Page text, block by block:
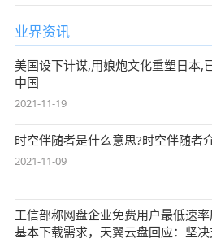
业界资讯
美国设下计谋,用娘炮文化重塑日本,
中国
2021-11-19
时空伴随者是什么意思?时空伴随者
2021-11-09
工信部称网盘企业免费用户最低速
基本下载需求，天翼云盘回应：坚决